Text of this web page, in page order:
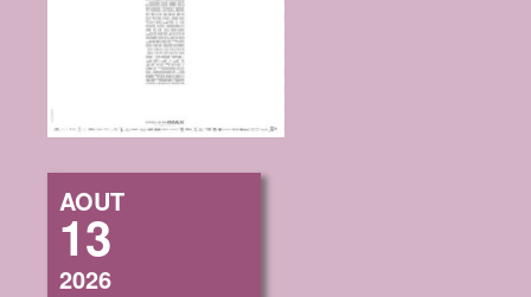
AOUT
13
2026